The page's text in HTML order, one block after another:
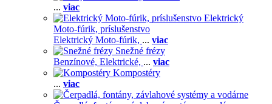
... viac
Elektrický
Moto-fúrik, príslušenstvo
Elektrický Moto-fúrik, ... viac
Snežné frézy
Benzínové, Elektrické, ... viac
Kompostéry
... viac